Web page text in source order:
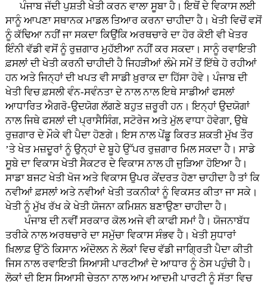
ਪੰਜਾਬ ਜੱਦੀ ਪੁਸ਼ਤੀ ਖੇਤੀ ਕਰਨ ਵਾਲਾ ਸੂਬਾ ਹੈ। ਇਥੋਂ ਦੇ ਵਿਕਾਸ ਲਈ
ਸਾਨੂੰ ਆਪਣਾ ਸਥਾਨਕ ਮਾਡਲ ਤਿਆਰ ਕਰਨਾ ਚਾਹੀਦਾ ਹੈ। ਖੇਤੀ ਵਿਚੋਂ ਵਸੋਂ
ਨੂੰ ਕੱਢਿਆ ਨਹੀਂ ਜਾ ਸਕਦਾ ਕਿਉਂਕਿ ਅਰਥਚਾਰੇ ਦਾ ਹੋਰ ਕੋਈ ਵੀ ਖੇਤਰ
ਇੰਨੀ ਵੱਡੀ ਵਸੋਂ ਨੂੰ ਰੁਜ਼ਗਾਰ ਮੁਹੱਈਆ ਨਹੀਂ ਕਰ ਸਕਦਾ। ਸਾਨੂੰ ਰਵਾਇਤੀ
ਫ਼ਸਲਾਂ ਦੀ ਖੇਤੀ ਕਰਨੀ ਚਾਹੀਦੀ ਹੈ ਜਿਹੜੀਆਂ ਲੰਮੇ ਸਮੇਂ ਤੋਂ ਇੱਥੇ ਹੋ ਰਹੀਆਂ
ਹਨ ਅਤੇ ਜਿਨ੍ਹਾਂ ਦੀ ਖਪਤ ਵੀ ਸਾਡੀ ਖ਼ੁਰਾਕ ਦਾ ਹਿੱਸਾ ਹੋਵੇ। ਪੰਜਾਬ ਦੀ
ਖੇਤੀ ਵਿਚ ਫ਼ਸਲੀ ਵੰਨ-ਸਵੰਨਤਾ ਦੇ ਨਾਲ ਨਾਲ ਇਥੇ ਸਾਡੀਆਂ ਫਸਲਾਂ
ਆਧਾਰਿਤ ਐਗਰੋ-ਉਦਯੋਗ ਲੱਗਣੇ ਬਹੁਤ ਜ਼ਰੂਰੀ ਹਨ। ਇਨ੍ਹਾਂ ਉਦਯੋਗਾਂ
ਨਾਲ ਜਿਥੇ ਫਸਲਾਂ ਦੀ ਪ੍ਰਾਸੈਸਿੰਗ, ਸਟੋਰੇਜ ਅਤੇ ਮੁੱਲ ਵਾਧਾ ਹੋਵੇਗਾ, ਉਥੇ
ਰੁਜ਼ਗਾਰ ਦੇ ਮੌਕੇ ਵੀ ਪੈਦਾ ਹੋਣਗੇ। ਇਸ ਨਾਲ ਪੇਂਡੂ ਕਿਰਤ ਸ਼ਕਤੀ ਮੁੱਖ ਤੌਰ
’ਤੇ ਖੇਤ ਮਜ਼ਦੂਰਾਂ ਨੂੰ ਉਨ੍ਹਾਂ ਦੇ ਬੂਹੇ ਉੱਪਰ ਰੁਜ਼ਗਾਰ ਮਿਲ ਸਕਦਾ ਹੈ। ਸਾਡੇ
ਸੂਬੇ ਦਾ ਵਿਕਾਸ ਖੇਤੀ ਸੈਕਟਰ ਦੇ ਵਿਕਾਸ ਨਾਲ ਹੀ ਜੁੜਿਆ ਹੋਇਆ ਹੈ।
ਸਾਡਾ ਬਜਟ ਖੇਤੀ ਖੋਜ ਅਤੇ ਵਿਕਾਸ ਉਪਰ ਕੇਂਦਰਤ ਹੋਣਾ ਚਾਹੀਦਾ ਹੈ ਤਾਂ ਕਿ
ਨਵੀਆਂ ਫ਼ਸਲਾਂ ਅਤੇ ਨਵੀਆਂ ਖੇਤੀ ਤਕਨੀਕਾਂ ਨੂੰ ਵਿਕਸਤ ਕੀਤਾ ਜਾ ਸਕੇ।
ਖੇਤੀ ਨੂੰ ਮੁੱਖ ਰੱਖ ਕੇ ਖੇਤੀ ਯੋਜਨਾ ਕਮਿਸ਼ਨ ਬਣਾਉਣਾ ਚਾਹੀਦਾ ਹੈ।
ਪੰਜਾਬ ਦੀ ਨਵੀਂ ਸਰਕਾਰ ਕੋਲ ਅਜੇ ਵੀ ਕਾਫੀ ਸਮਾਂ ਹੈ। ਯੋਜਨਾਬੱਧ
ਤਰੀਕੇ ਨਾਲ ਅਰਥਚਾਰੇ ਦਾ ਸਮੁੱਚਾ ਵਿਕਾਸ ਸੰਭਵ ਹੈ। ਖੇਤੀ ਸੁਧਾਰਾਂ
ਖ਼ਿਲਾਫ਼ ਉੱਠੇ ਕਿਸਾਨ ਅੰਦੋਲਨ ਨੇ ਲੋਕਾਂ ਵਿਚ ਵੱਡੀ ਜਾਗ੍ਰਿਤੀ ਪੈਦਾ ਕੀਤੀ
ਜਿਸ ਨਾਲ ਰਵਾਇਤੀ ਸਿਆਸੀ ਪਾਰਟੀਆਂ ਦੇ ਆਧਾਰ ਨੂੰ ਠੇਸ ਪਹੁੰਚੀ ਹੈ।
ਲੋਕਾਂ ਦੀ ਇਸ ਸਿਆਸੀ ਚੇਤਨਾ ਨਾਲ ਆਮ ਆਦਮੀ ਪਾਰਟੀ ਨੂੰ ਸੱਤਾ ਵਿਚ